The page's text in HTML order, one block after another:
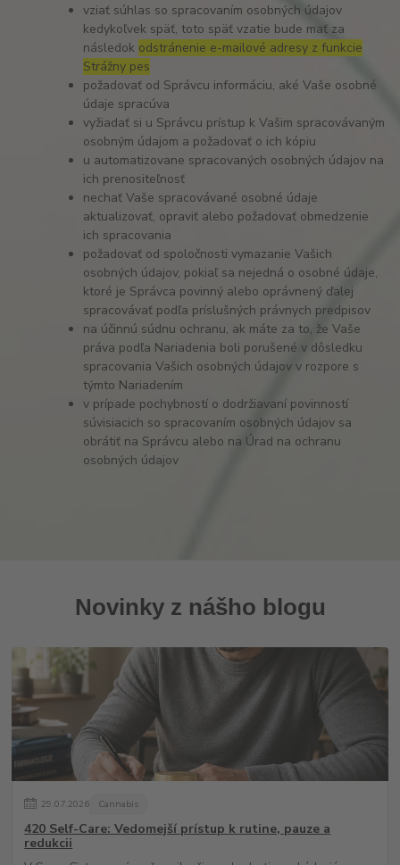
vziať súhlas so spracovaním osobných údajov
kedykoľvek späť, toto späť vzatie bude mať za
následok odstránenie e-mailové adresy z funkcie
Strážny pes
požadovať od Správcu informáciu, aké Vaše osobné
údaje spracúva
vyžiadať si u Správcu prístup k Vašim spracovávaným
osobným údajom a požadovať o ich kópiu
u automatizovane spracovaných osobných údajov na
ich prenositeľnosť
nechať Vaše spracovávané osobné údaje
aktualizovať, opraviť alebo požadovať obmedzenie
ich spracovania
požadovať od spoločnosti vymazanie Vašich
osobných údajov, pokiaľ sa nejedná o osobné údaje,
ktoré je Správca povinný alebo oprávnený ďalej
spracovávať podľa príslušných právnych predpisov
na účinnú súdnu ochranu, ak máte za to, že Vaše
práva podľa Nariadenia boli porušené v dôsledku
spracovania Vašich osobných údajov v rozpore s
týmto Nariadením
v prípade pochybností o dodržiavaní povinností
súvisiacich so spracovaním osobných údajov sa
obrátiť na Správcu alebo na Úrad na ochranu
osobných údajov
Novinky z nášho blogu
29.07.2026 Cannabis
420 Self-Care: Vedomejší prístup k rutine, pauze a
redukcii